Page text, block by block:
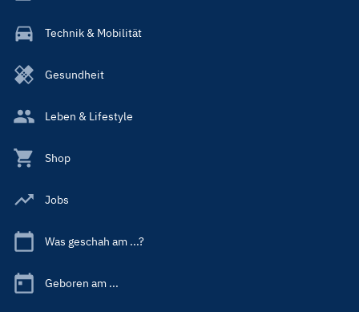
Technik & Mobilität
Gesundheit
Leben & Lifestyle
Shop
Jobs
Was geschah am ...?
Geboren am ...